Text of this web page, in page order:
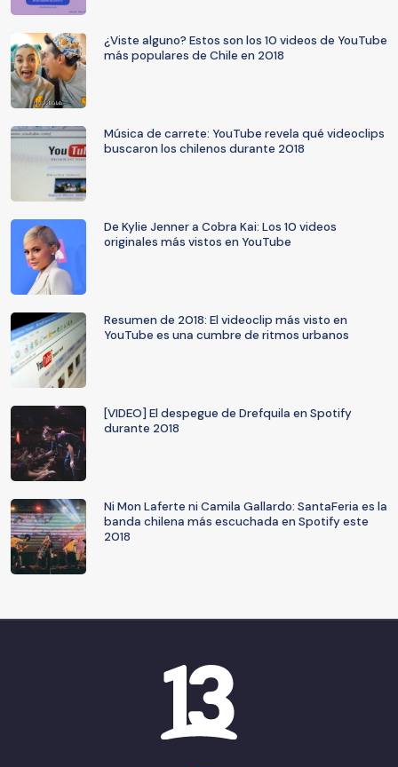
¿Viste alguno? Estos son los 10 videos de YouTube
más populares de Chile en 2018
Música de carrete: YouTube revela qué videoclips
buscaron los chilenos durante 2018
De Kylie Jenner a Cobra Kai: Los 10 videos
originales más vistos en YouTube
Resumen de 2018: El videoclip más visto en
YouTube es una cumbre de ritmos urbanos
[VIDEO] El despegue de Drefquila en Spotify
durante 2018
Ni Mon Laferte ni Camila Gallardo: SantaFeria es la
banda chilena más escuchada en Spotify este
2018